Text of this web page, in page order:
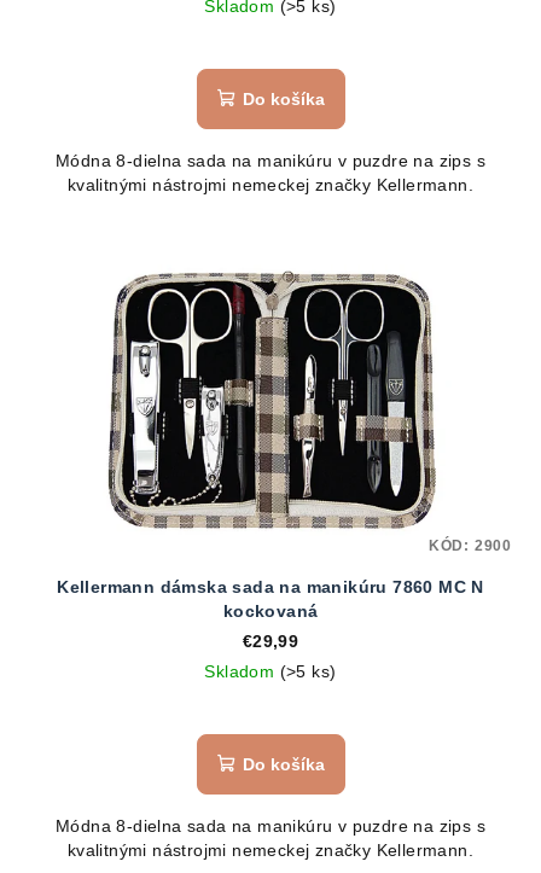
Skladom (>5 ks)
hodnotenie
produktu
z
5
Do košíka
Módna 8-dielna sada na manikúru v puzdre na zips s
kvalitnými nástrojmi nemeckej značky Kellermann.
Kellermann dámska sada na manikúru 7860 MC N
kockovaná
€29,99
Skladom (>5 ks)
hodnotenie
produktu
z
5
Do košíka
Módna 8-dielna sada na manikúru v puzdre na zips s
kvalitnými nástrojmi nemeckej značky Kellermann.
KÓD: 2900